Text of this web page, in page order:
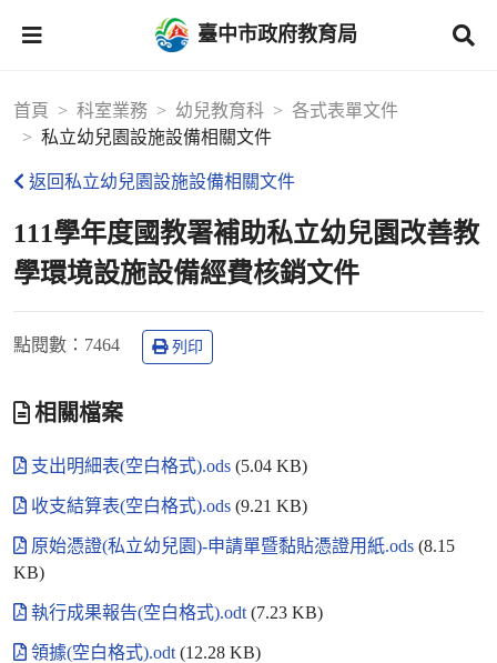
臺中市政府教育局
首頁 科室業務 幼兒教育科
各式表單文件
私立幼兒園設施設備相關文件
返回私立幼兒園設施設備相關文件
111學年度國教署補助私立幼兒園改善教
學環境設施設備經費核銷文件
點閱數 ：7464 列印
相關檔案
支出明細表(空白格式).ods (5.04 KB)
收支結算表(空白格式).ods (9.21 KB)
原始憑證(私立幼兒園)-申請單暨黏貼憑證用紙.ods (8.15
KB)
執行成果報告(空白格式).odt (7.23 KB)
領據(空白格式).odt (12.28 KB)